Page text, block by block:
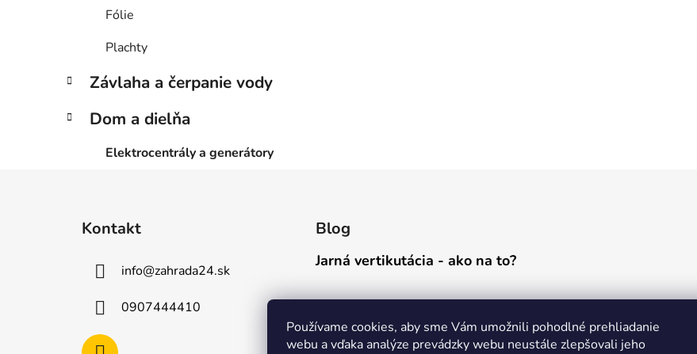
Používame cookies, aby sme Vám umožnili pohodlné prehliadanie
webu a vďaka analýze prevádzky webu neustále zlepšovali jeho
Fólie
Plachty
Závlaha a čerpanie vody
Dom a dielňa
Elektrocentrály a generátory
Kontakt
info@zahrada24.sk
0907444410
Blog
Jarná vertikutácia - ako na to?